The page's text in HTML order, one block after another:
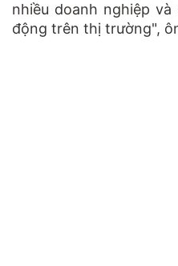
nhiều doanh nghiệp
động trên thị trường",